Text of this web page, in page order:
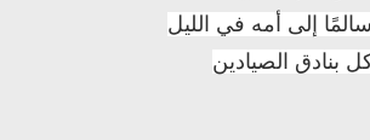
إلى أمه في الليل
بنادق الصيادين